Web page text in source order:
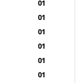
01
01
01
01
01
01